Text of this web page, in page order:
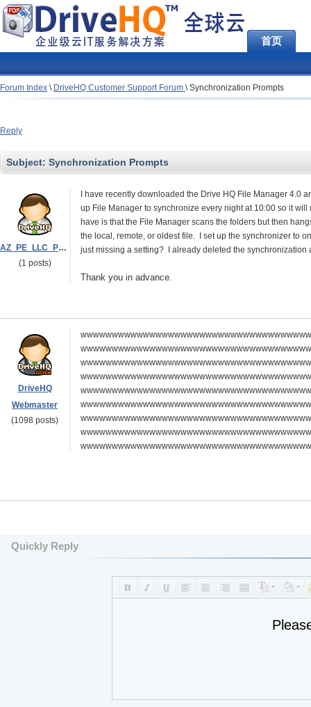
首页
Forum Index \ DriveHQ Customer Support Forum \Synchronization Prompts
Reply
Subject: Synchronization Prompts
AZ_PE_LLC_Philip
(1 posts)
I have recently downloaded the Drive HQ File Manager 4.0
up File Manager to synchronize every night at 10:00 so it
have is that the File Manager scans the folders but then
the local, remote, or oldest file. I set up the synchronizer to
just missing a setting? I already deleted the
Thank you in advance.
DriveHQ
Webmaster
(1098 posts)
Quickly Reply